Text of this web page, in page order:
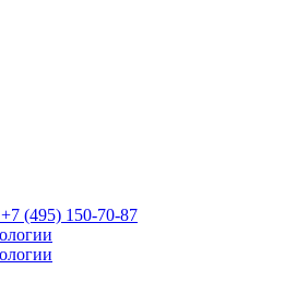
+7 (495) 150-70-87